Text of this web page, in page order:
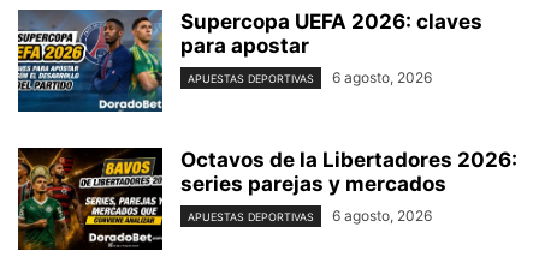
Supercopa UEFA 2026: claves
para apostar
APUESTAS DEPORTIVAS 6 agosto, 2026
Octavos de la Libertadores 2026:
series parejas y mercados
APUESTAS DEPORTIVAS 6 agosto, 2026